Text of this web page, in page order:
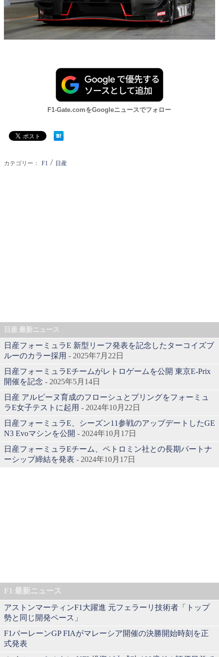
F1-Gate.comをGoogleニュースでフォロー
カテゴリー： F1 / 日産
日産 最新ニュース
日産フォーミュラE 新型リーフ発表を記念したターコイズブ
ルーのカラー採用 - 2025年7月22日
日産フォーミュラEチームがレトロゲームを公開 東京E-Prix
開催を記念 - 2025年5月14日
日産 アルピーヌ育成のフローシュとプリングをフォーミュ
ラE女子テストに起用 - 2024年10月22日
日産フォーミュラE、シーズン11参戦のアップデートしたGE
N3 Evoマシンを公開 - 2024年10月17日
日産フォーミュラEチーム、ペトロミン社との長期パートナ
ーシップ締結を発表 - 2024年10月17日
F1 最新ニュース
アストンマーティンF1大躍進 元フェラーリ技術者「トップ
勢と同じ開発ペース」
F1バーレーンGP FIAがマレーシア開催の決勝開始時刻を正
式発表